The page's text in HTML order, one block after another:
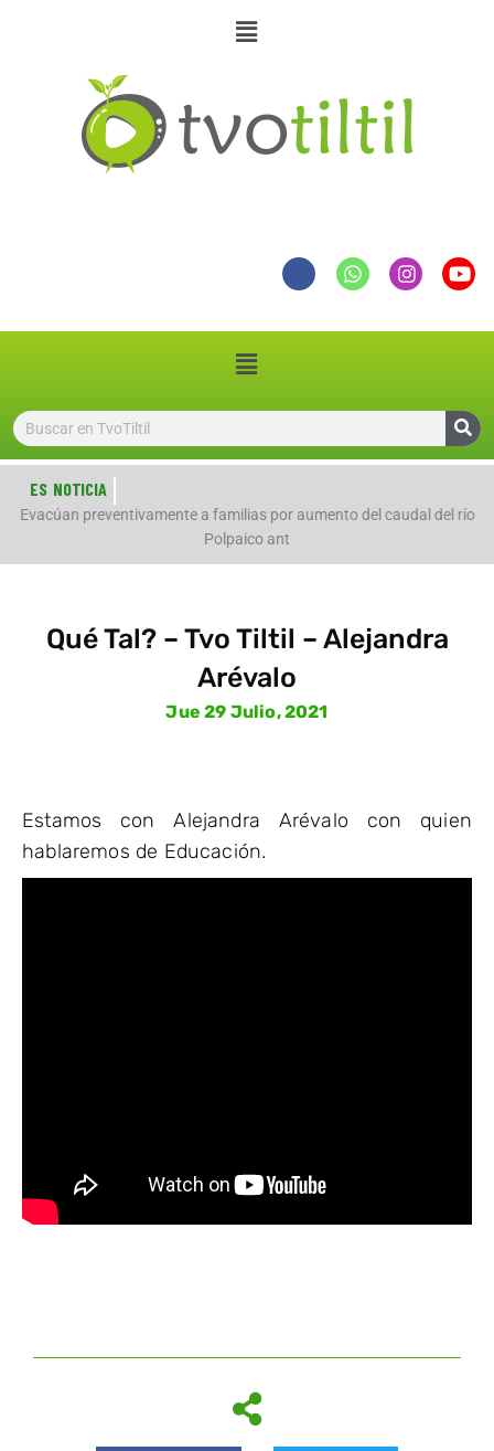
ES NOTICIA
Evacúan preventivamente a familias por aumento del caudal del río
Polpaico ant
Qué Tal? – Tvo Tiltil – Alejandra
Arévalo
Jue 29 Julio, 2021
Estamos con Alejandra Arévalo con quien
hablaremos de Educación.